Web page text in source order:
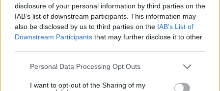
disclosure of your personal information by third parties on the
IAB’s list of downstream participants. This information may
also be disclosed by us to third parties on the IAB’s List of
Downstream Participants that may further disclose it to other
Please note that this website/app uses one or more Google
not limited to your visit or usage behaviour. You may click to
Personal Data Processing Opt Outs
I want to opt-out of the Sharing of my
23.01.2025, 10:51